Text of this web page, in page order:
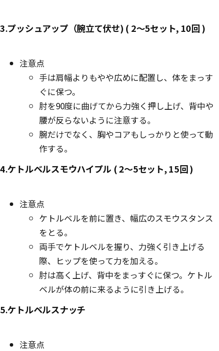
3.プッシュアップ（腕立て伏せ) ( 2〜5セット, 10回 )
注意点
手は肩幅よりもやや広めに配置し、体をまっす
ぐに保つ。
肘を90度に曲げてから力強く押し上げ、背中や
腰が反らないように注意する。
腕だけでなく、胸やコアもしっかりと使って動
作する。
4.ケトルベルスモウハイプル ( 2〜5セット, 15回 )
注意点
ケトルベルを前に置き、幅広のスモウスタンス
をとる。
両手でケトルベルを握り、力強く引き上げる
際、ヒップを使って力を加える。
肘は高く上げ、背中をまっすぐに保つ。ケトル
ベルが体の前に来るように引き上げる。
5.ケトルベルスナッチ
注意点